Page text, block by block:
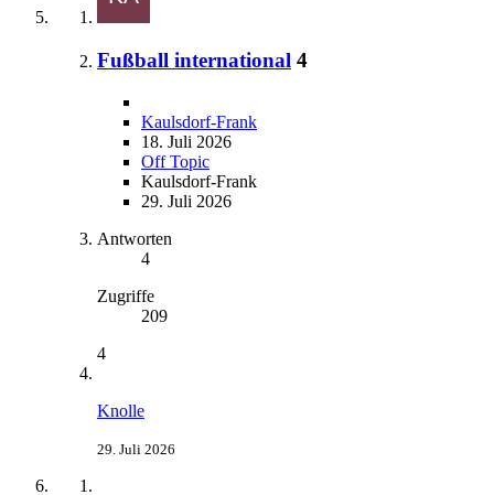
Fußball international 4
Kaulsdorf-Frank
18. Juli 2026
Off Topic
Kaulsdorf-Frank
29. Juli 2026
Antworten
4
Zugriffe
209
4
Knolle
29. Juli 2026